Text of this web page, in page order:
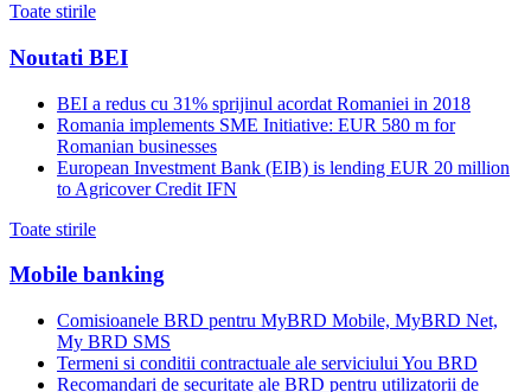
Toate stirile
Noutati BEI
BEI a redus cu 31% sprijinul acordat Romaniei in 2018
Romania implements SME Initiative: EUR 580 m for
Romanian businesses
European Investment Bank (EIB) is lending EUR 20 million
to Agricover Credit IFN
Toate stirile
Mobile banking
Comisioanele BRD pentru MyBRD Mobile, MyBRD Net,
My BRD SMS
Termeni si conditii contractuale ale serviciului You BRD
Recomandari de securitate ale BRD pentru utilizatorii de